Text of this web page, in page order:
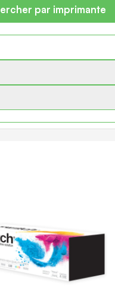
par imprimante